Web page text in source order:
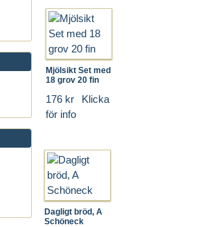
Mjölsikt Set med
18 grov 20 fin
176 kr
Klicka
för info
Dagligt bröd, A
Schöneck